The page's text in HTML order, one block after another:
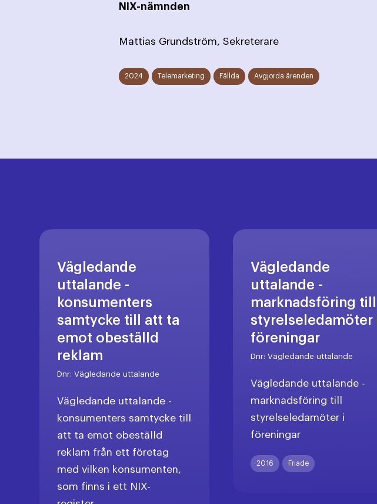
NIX-nämnden
Mattias Grundström,
2024 Telemarketing Fällda Avgjorda ärenden
Vägledande
uttalande -
konsumenters
samtycke till att ta
emot obeställd
reklam
Dnr:Vägledande uttalande
Vägledande uttalande -
konsumenters samtycke till
att ta emot obeställd
reklam från ett företag
med vilken konsumenten,
som finns i ett NIX-
Vägledande
uttalande -
marknadsföring till
styrelseledamöter
föreningar
Dnr:Vägledande uttalande
Vägledande uttalande -
marknadsföring till
styrelseledamöter i
föreningar
2016 Friade